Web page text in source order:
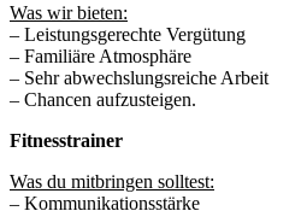
Was wir bieten:
– Leistungsgerechte Vergütung
– Familiäre Atmosphäre
– Sehr abwechslungsreiche Arbeit
– Chancen aufzusteigen.
Fitnesstrainer
Was du mitbringen solltest:
– Kommunikationsstärke